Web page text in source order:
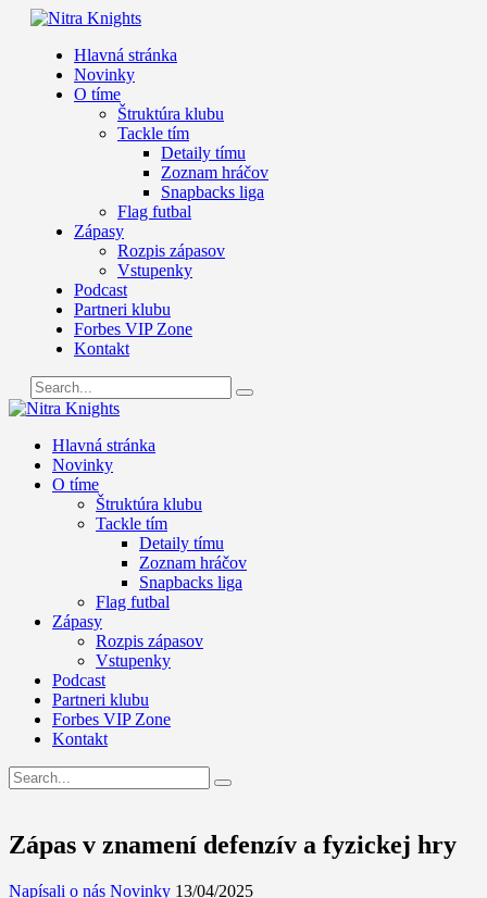
Hlavná stránka
Novinky
O tíme
Štruktúra klubu
Tackle tím
Detaily tímu
Zoznam hráčov
Snapbacks liga
Flag futbal
Zápasy
Rozpis zápasov
Vstupenky
Podcast
Partneri klubu
Forbes VIP Zone
Kontakt
Hlavná stránka
Novinky
O tíme
Štruktúra klubu
Tackle tím
Detaily tímu
Zoznam hráčov
Snapbacks liga
Flag futbal
Zápasy
Rozpis zápasov
Vstupenky
Podcast
Partneri klubu
Forbes VIP Zone
Kontakt
Zápas v znamení defenzív a fyzickej hry
Napísali o nás Novinky 13/04/2025